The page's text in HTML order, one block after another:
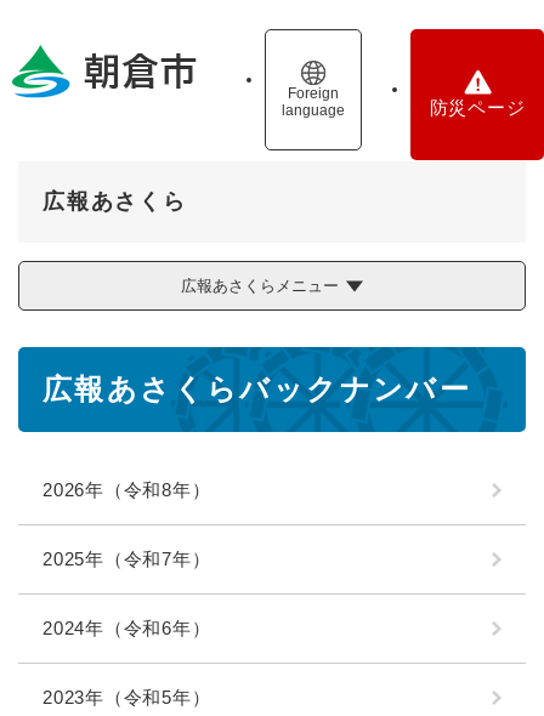
の
Foreign
language
防災ページ
広報あさくら
広報あさくらメニュー
広報あさくらバックナンバー
2026年（令和8年）
2025年（令和7年）
2024年（令和6年）
2023年（令和5年）